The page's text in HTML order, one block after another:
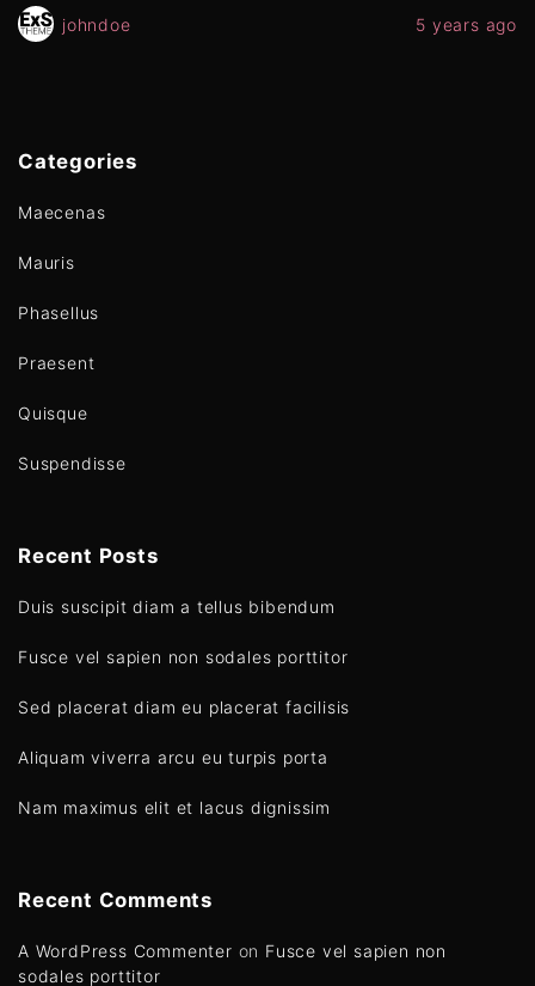
johndoe 5 years ago
Categories
Maecenas
Mauris
Phasellus
Praesent
Quisque
Suspendisse
Recent Posts
Duis suscipit diam a tellus bibendum
Fusce vel sapien non sodales porttitor
Sed placerat diam eu placerat facilisis
Aliquam viverra arcu eu turpis porta
Nam maximus elit et lacus dignissim
Recent Comments
A WordPress Commenter on Fusce vel sapien non
sodales porttitor